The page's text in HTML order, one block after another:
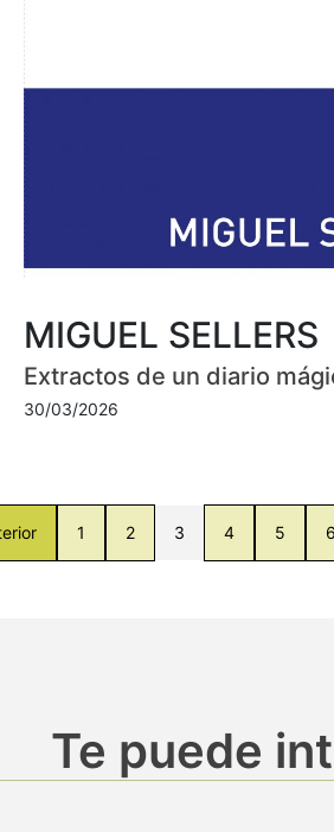
MIGUEL SELLERS
Extractos de un diario
30/03/2026
1 2 3 4 5 6
Te puede